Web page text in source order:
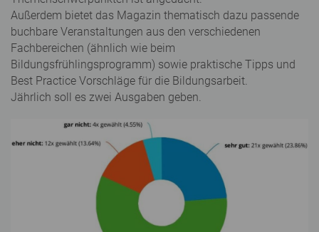
Außerdem bietet das Magazin thematisch dazu passende
buchbare Veranstaltungen aus den verschiedenen
Fachbereichen (ähnlich wie beim
Bildungsfrühlingsprogramm) sowie praktische Tipps und
Best Practice Vorschläge für die Bildungsarbeit.
Jährlich soll es zwei Ausgaben geben.